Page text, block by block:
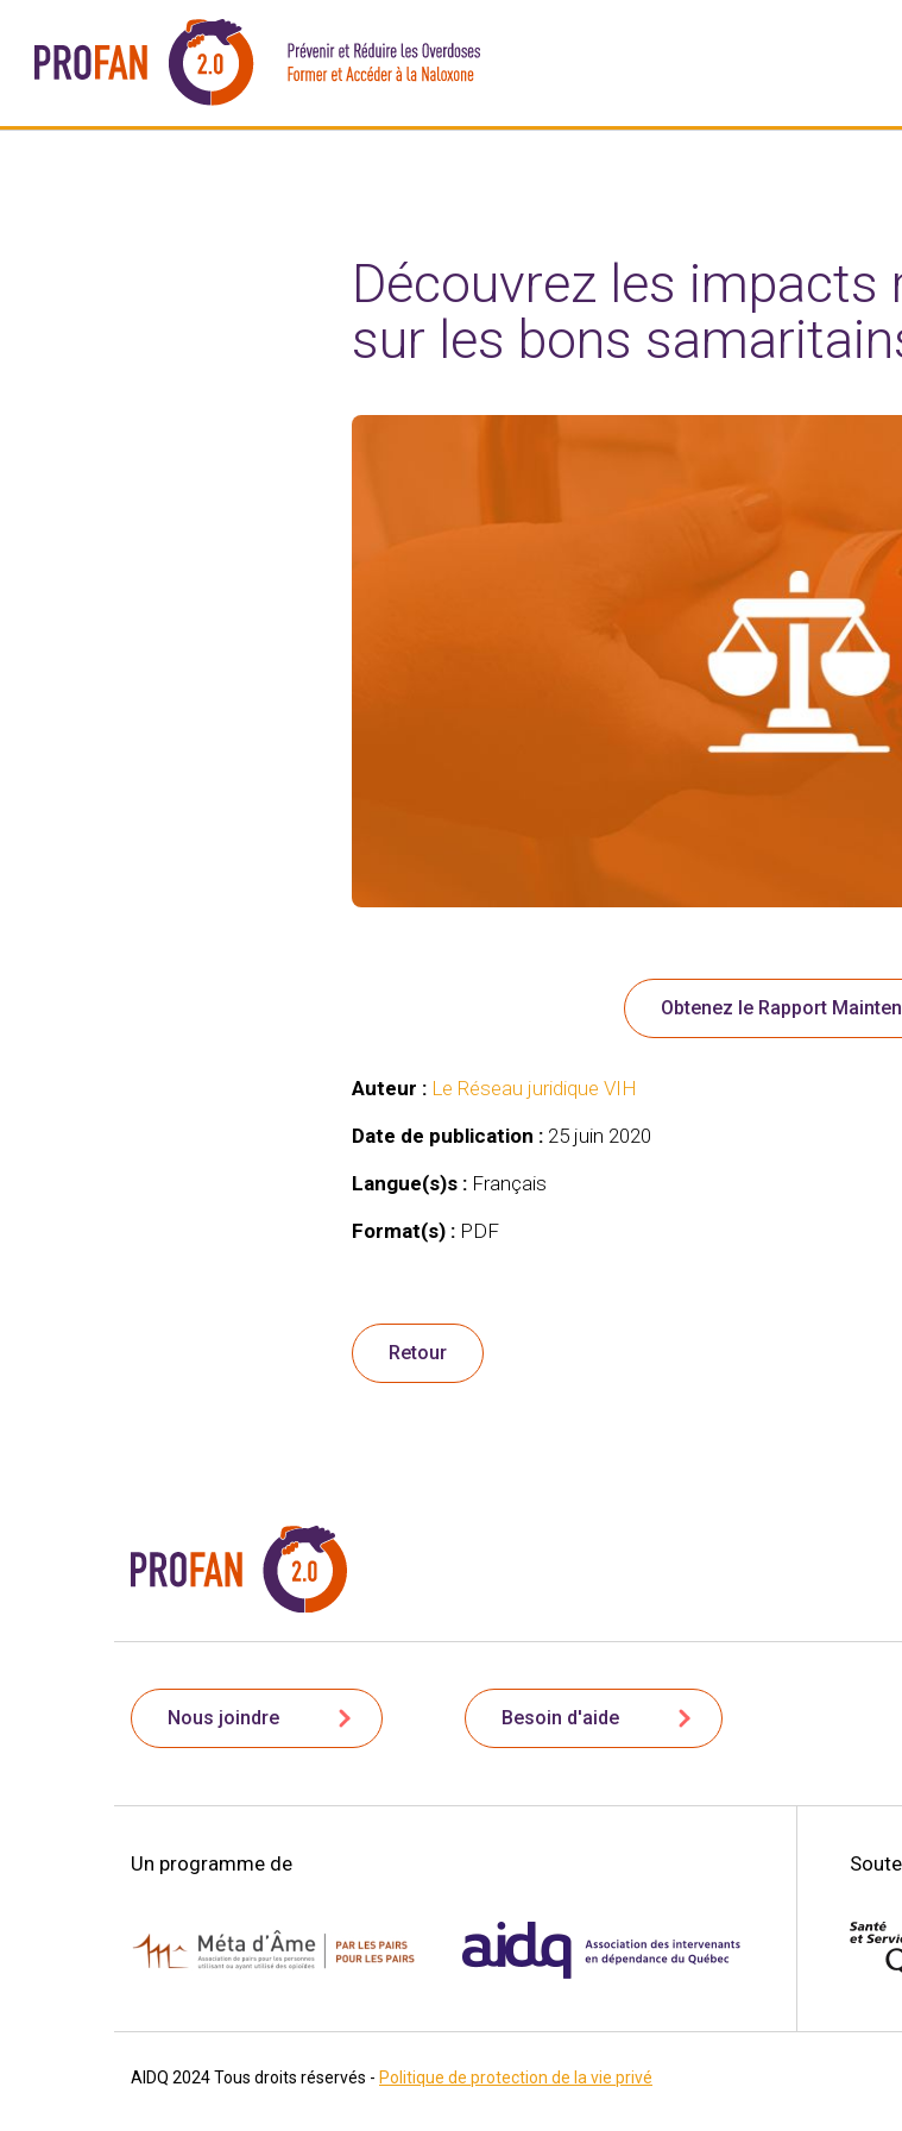
Découvrez les impacts
sur les bons
Obtenez le Rapport
Auteur : Le Réseau juridique VIH
Date de publication : 25 juin 2020
Langue(s)s : Français
Format(s) : PDF
Retour
Nous joindre Besoin d'aide
Un programme de
AIDQ 2024Tous droits réservés - Politique de protection de la vie privé